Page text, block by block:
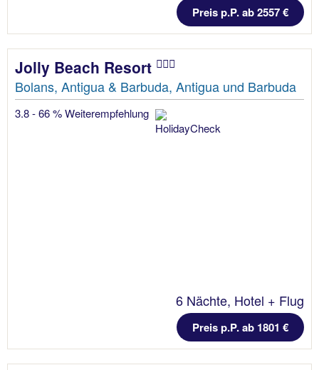
Preis p.P. ab 2557 €
Jolly Beach Resort
Bolans, Antigua & Barbuda, Antigua und Barbuda
3.8 - 66 % Weiterempfehlung
6 Nächte, Hotel + Flug
Preis p.P. ab 1801 €